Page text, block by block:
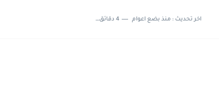
اخر تحديث :منذ بضع اعوام 4 دقائق للقراءة